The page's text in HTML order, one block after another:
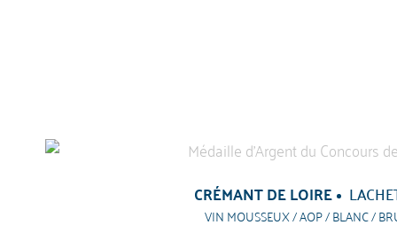
CRÉMANT DE LOIRE
VIN MOUSSEUX / AOP / BLANC /